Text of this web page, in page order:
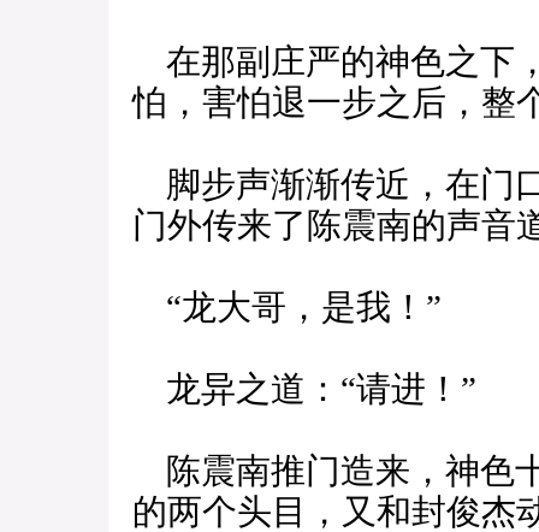
在那副庄严的神色之下
怕，害怕退一步之后，整
脚步声渐渐传近，在门
门外传来了陈震南的声音
“龙大哥，是我！”
龙异之道：“请进！”
陈震南推门造来，神色
的两个头目，又和封俊杰